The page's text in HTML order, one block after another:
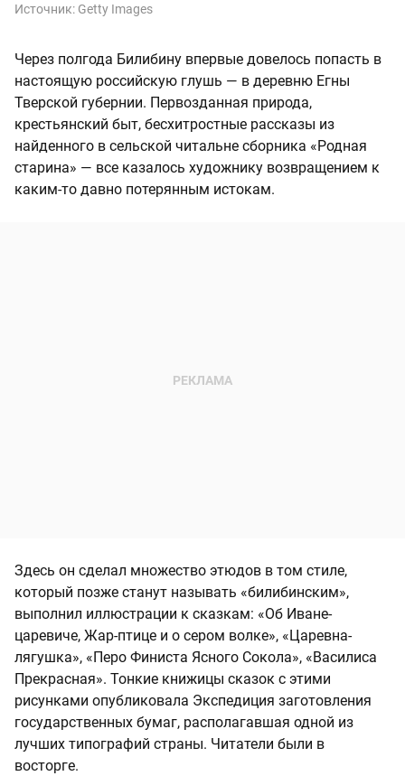
Источник: Getty Images
Через полгода Билибину впервые довелось попасть в
настоящую российскую глушь — в деревню Егны
Тверской губернии. Первозданная природа,
крестьянский быт, бесхитростные рассказы из
найденного в сельской читальне сборника «Родная
старина» — все казалось художнику возвращением к
каким-то давно потерянным истокам.
Здесь он сделал множество этюдов в том стиле,
который позже станут называть «билибинским»,
выполнил иллюстрации к сказкам: «Об Иване-
царевиче, Жар-птице и о сером волке», «Царевна-
лягушка», «Перо Финиста Ясного Сокола», «Василиса
Прекрасная». Тонкие книжицы сказок с этими
рисунками опубликовала Экспедиция заготовления
государственных бумаг, располагавшая одной из
лучших типографий страны. Читатели были в
восторге.